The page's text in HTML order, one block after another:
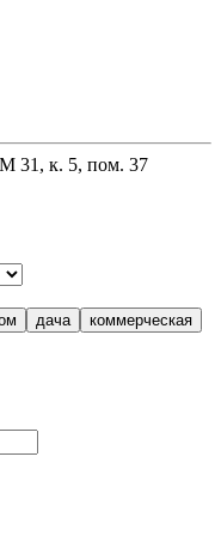
31, к. 5, пом. 37
дача
коммерческая